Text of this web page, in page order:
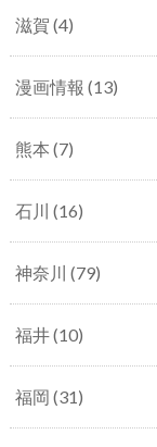
滋賀 (4)
漫画情報 (13)
熊本 (7)
石川 (16)
神奈川 (79)
福井(10)
福岡 (31)